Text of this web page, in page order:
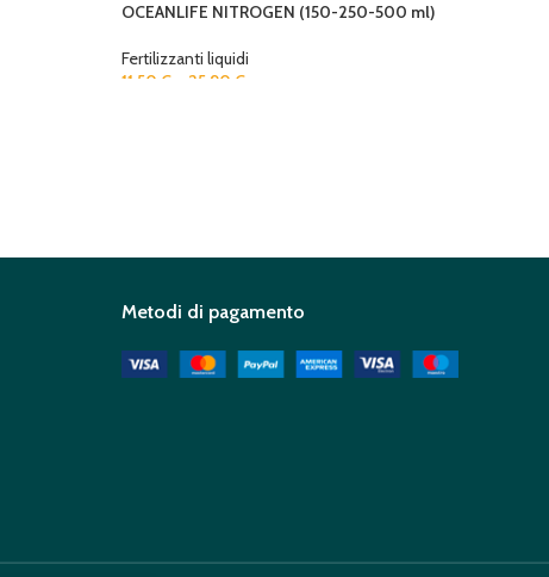
OCEANLIFE NITROGEN (150-250-500 ml)
Fertilizzanti liquidi
11,50 € 25,90 €
Metodi di pagamento